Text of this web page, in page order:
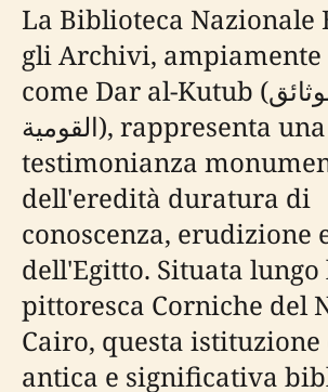
La Biblioteca Nazionale
gli Archivi, ampiamente
come Dar al-Kutub (دار الكتب والوثائق
القومية), rappresenta una
testimonianza
dell'eredità duratura di
conoscenza, erudizione
dell'Egitto. Situata lungo
pittoresca Corniche del
Cairo, questa
antica e significativa